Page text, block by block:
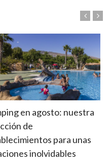
en agosto: nuestra
de
para unas
inolvidables